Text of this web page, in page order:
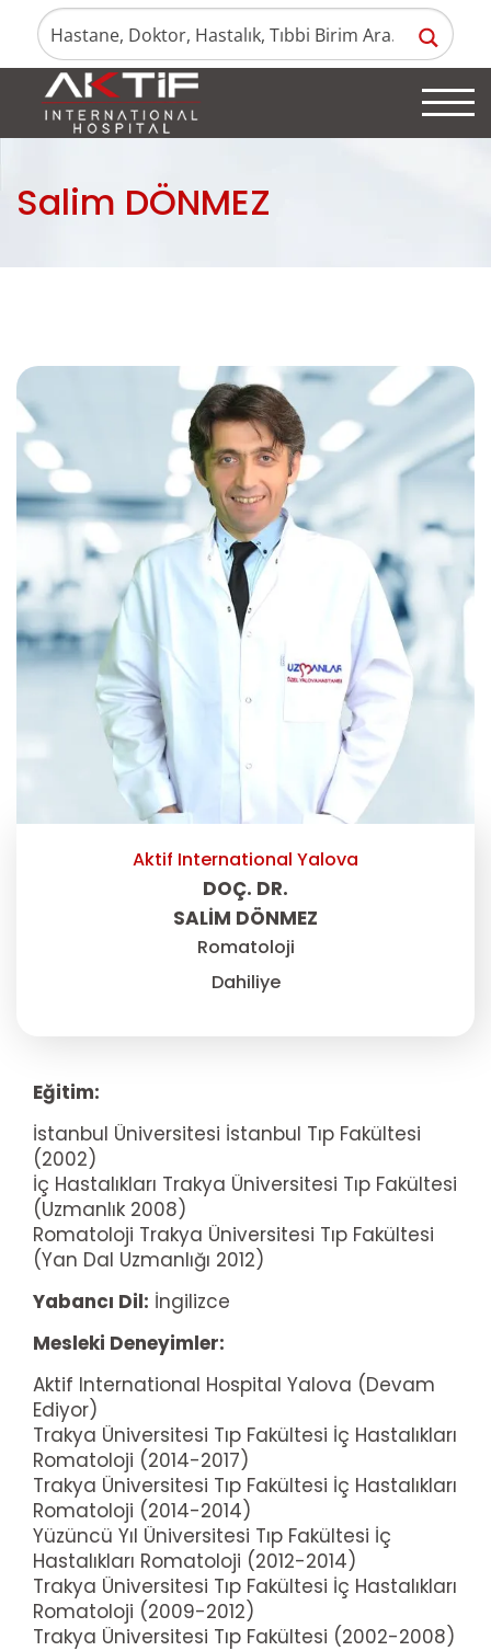
Salim DÖNMEZ
Aktif International Yalova
DOÇ. DR.
SALIM DÖNMEZ
Romatoloji
Dahiliye
Eğitim:
İstanbul Üniversitesi İstanbul Tıp Fakültesi
(2002)
İç Hastalıkları Trakya Üniversitesi Tıp Fakültesi
(Uzmanlık 2008)
Romatoloji Trakya Üniversitesi Tıp Fakültesi
(Yan Dal Uzmanlığı 2012)
Yabancı Dil: İngilizce
Mesleki Deneyimler:
Aktif International Hospital Yalova (Devam
Ediyor)
Trakya Üniversitesi Tıp Fakültesi İç Hastalıkları
Romatoloji (2014-2017)
Trakya Üniversitesi Tıp Fakültesi İç Hastalıkları
Romatoloji (2014-2014)
Yüzüncü Yıl Üniversitesi Tıp Fakültesi İç
Hastalıkları Romatoloji (2012-2014)
Trakya Üniversitesi Tıp Fakültesi İç Hastalıkları
Romatoloji (2009-2012)
Trakya Üniversitesi Tıp Fakültesi (2002-2008)